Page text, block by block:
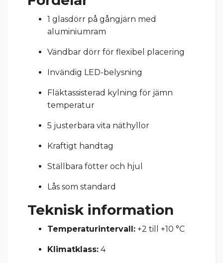
1 glasdörr på gångjärn med
aluminiumram
Vändbar dörr för flexibel placering
Invändig LED-belysning
Fläktassisterad kylning för jämn
temperatur
5 justerbara vita näthyllor
Kraftigt handtag
Ställbara fötter och hjul
Lås som standard
Teknisk information
Temperaturintervall: +2 till +10 °C
Klimatklass: 4